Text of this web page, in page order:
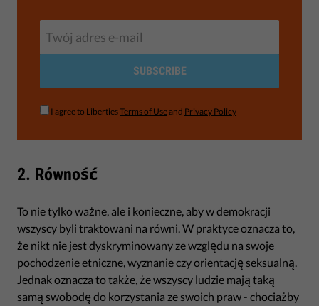
SUBSCRIBE
I agree to LibertiesTerms of Useand Privacy Policy
2. Równość
To nie tylko ważne, ale i konieczne, aby w demokracji
wszyscy byli traktowani na równi. W praktyce oznacza to,
że nikt nie jest dyskryminowany ze względu na swoje
pochodzenie etniczne, wyznanie czy orientację seksualną.
Jednak oznacza to także, że wszyscy ludzie mają taką
samą swobodę do korzystania ze swoich praw - chociażby